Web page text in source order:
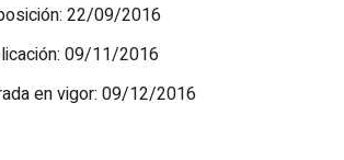
22/09/2016
09/11/2016
en vigor: 09/12/2016